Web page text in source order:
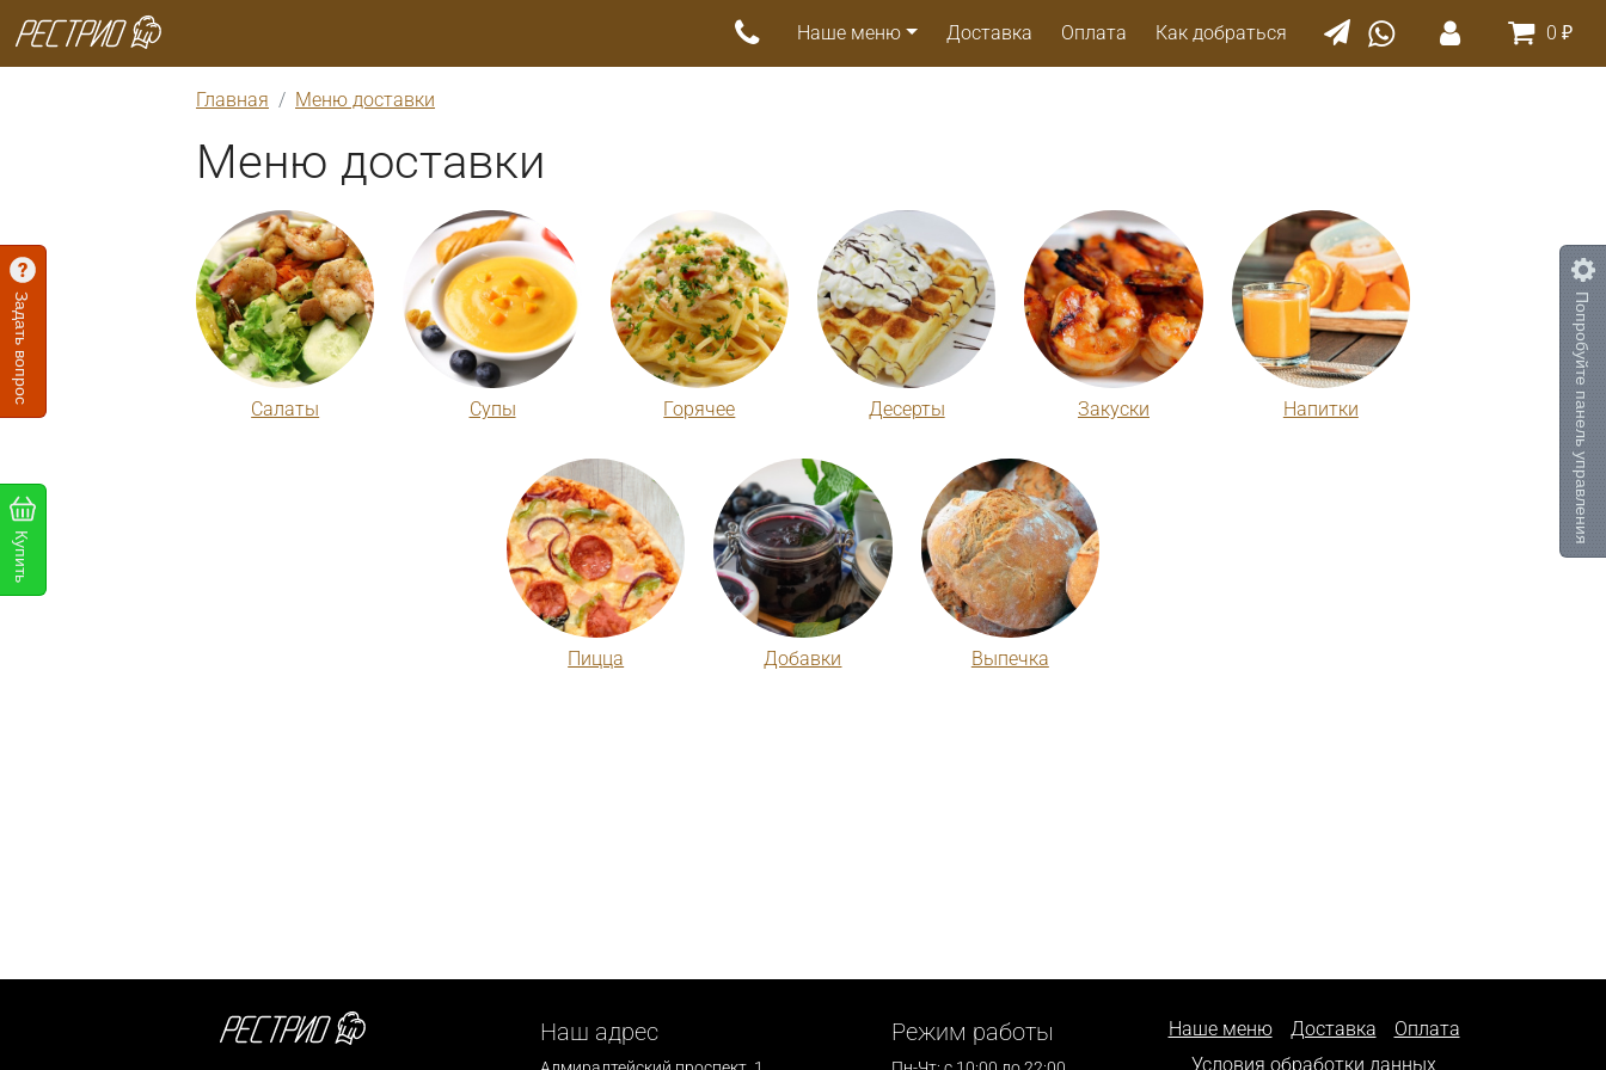
Наше меню Доставка Оплата Как добраться 0 ₽
Главная Меню доставки
Меню доставки
Салаты Супы Горячее Десерты Закуски Напитки
Пицца Добавки Выпечка
Наш адрес Режим работы Наше меню Доставка
Оплата
Условия обработки данных
Попробуйте панель управления
Задать вопрос
Купить